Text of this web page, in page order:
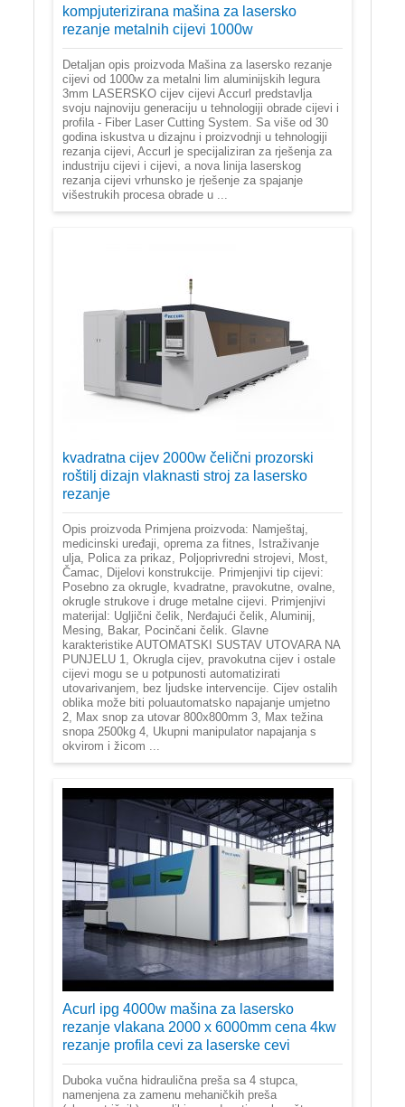
kompjuterizirana mašina za lasersko
rezanje metalnih cijevi 1000w
Detaljan opis proizvoda Mašina za lasersko rezanje
cijevi od 1000w za metalni lim aluminijskih legura
3mm LASERSKO cijev cijevi Accurl predstavlja
svoju najnoviju generaciju u tehnologiji obrade cijevi i
profila - Fiber Laser Cutting System. Sa više od 30
godina iskustva u dizajnu i proizvodnji u tehnologiji
rezanja cijevi, Accurl je specijaliziran za rješenja za
industriju cijevi i cijevi, a nova linija laserskog
rezanja cijevi vrhunsko je rješenje za spajanje
višestrukih procesa obrade u ...
kvadratna cijev 2000w čelični prozorski
roštilj dizajn vlaknasti stroj za lasersko
rezanje
Opis proizvoda Primjena proizvoda: Namještaj,
medicinski uređaji, oprema za fitnes, Istraživanje
ulja, Polica za prikaz, Poljoprivredni strojevi, Most,
Čamac, Dijelovi konstrukcije. Primjenjivi tip cijevi:
Posebno za okrugle, kvadratne, pravokutne, ovalne,
okrugle strukove i druge metalne cijevi. Primjenjivi
materijal: Ugljični čelik, Nerđajući čelik, Aluminij,
Mesing, Bakar, Pocinčani čelik. Glavne
karakteristike AUTOMATSKI SUSTAV UTOVARA NA
PUNJELU 1, Okrugla cijev, pravokutna cijev i ostale
cijevi mogu se u potpunosti automatizirati
utovarivanjem, bez ljudske intervencije. Cijev ostalih
oblika može biti poluautomatsko napajanje umjetno
2, Max snop za utovar 800x800mm 3, Max težina
snopa 2500kg 4, Ukupni manipulator napajanja s
okvirom i žicom ...
Acurl ipg 4000w mašina za lasersko
rezanje vlakana 2000 x 6000mm cena 4kw
rezanje profila cevi za laserske cevi
Duboka vučna hidraulična preša sa 4 stupca,
namenjena za zamenu mehaničkih preša